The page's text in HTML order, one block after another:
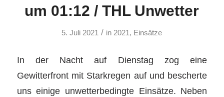
um 01:12 / THL Unwetter
5. Juli 2021 / in 2021 , Einsätze
In der Nacht auf Dienstag zog eine
Gewitterfront mit Starkregen auf und bescherte
uns einige unwetterbedingte Einsätze. Neben